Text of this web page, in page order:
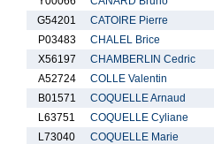
G54201
CATOIRE Pierre
P03483
CHALEL Brice
X56197
CHAMBERLIN Cedric
A52724
COLLE Valentin
B01571
COQUELLE Arnaud
L63751
COQUELLE Cyliane
L73040
COQUELLE Marie